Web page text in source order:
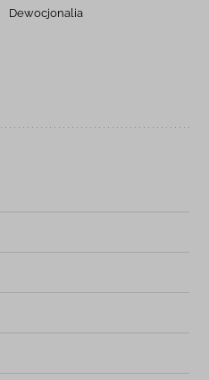
Dewocjonalia